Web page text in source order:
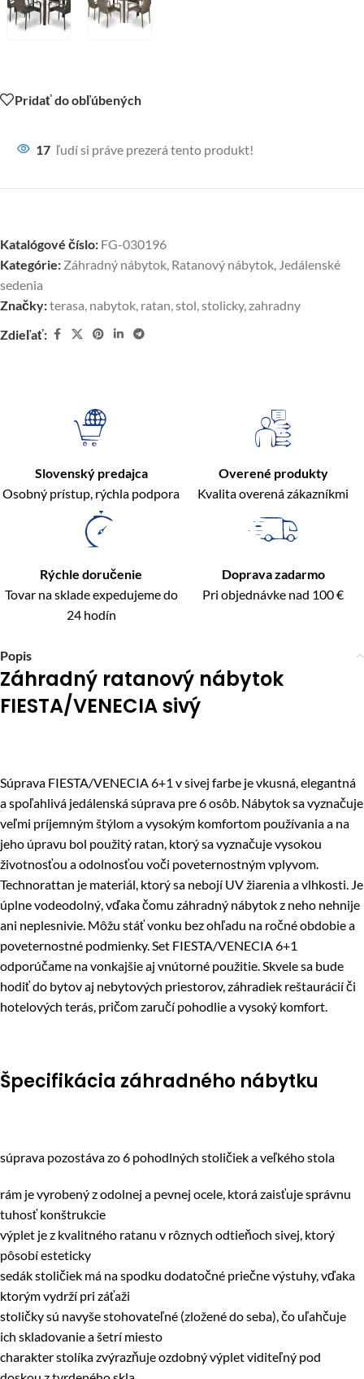
Pridať do obľúbených
17 ľudí si práve prezerá tento produkt!
Katalógové číslo: FG-030196
Kategórie: Záhradný nábytok, Ratanový nábytok, Jedálenské
sedenia
Značky:terasa, nabytok, ratan,stol,stolicky,zahradny
Zdieľať:
Slovenský predajca
Osobný prístup, rýchla podpora
Overené produkty
Kvalita overená zákazníkmi
Rýchle doručenie
Tovar na sklade expedujeme do
24 hodín
Doprava zadarmo
Pri objednávke nad 100 €
Popis
Záhradný ratanový nábytok
FIESTA/VENECIA sivý
Súprava FIESTA/VENECIA 6+1 v sivej farbe je vkusná, elegantná
a spoľahlivá jedálenská súprava pre 6 osôb. Nábytok sa vyznačuje
veľmi príjemným štýlom a vysokým komfortom používania a na
jeho úpravu bol použitý ratan, ktorý sa vyznačuje vysokou
životnosťou a odolnosťou voči poveternostným vplyvom.
Technorattan je materiál, ktorý sa nebojí UV žiarenia a vlhkosti. Je
úplne vodeodolný, vďaka čomu záhradný nábytok z neho nehnije
ani neplesnivie. Môžu stáť vonku bez ohľadu na ročné obdobie a
poveternostné podmienky. Set FIESTA/VENECIA 6+1
odporúčame na vonkajšie aj vnútorné použitie. Skvele sa bude
hodiť do bytov aj nebytových priestorov, záhradiek reštaurácií či
hotelových terás, pričom zaručí pohodlie a vysoký komfort.
Špecifikácia záhradného nábytku
súprava pozostáva zo 6 pohodlných stoličiek a veľkého stola
rám je vyrobený z odolnej a pevnej ocele, ktorá zaisťuje správnu
tuhosť konštrukcie
výplet je z kvalitného ratanu v rôznych odtieňoch sivej, ktorý
pôsobí esteticky
sedák stoličiek má na spodku dodatočné priečne výstuhy, vďaka
ktorým vydrží pri záťaži
stoličky sú navyše stohovateľné (zložené do seba), čo uľahčuje
ich skladovanie a šetrí miesto
charakter stolíka zvýrazňuje ozdobný výplet viditeľný pod